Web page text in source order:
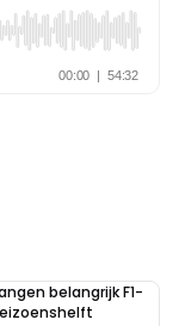
belangrijk F1-